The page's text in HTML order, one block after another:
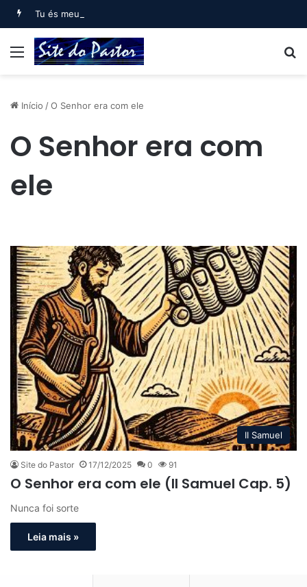
Tu és meu filho, Eu hoje te gerei (Salmo 2)
Menu
Início /O Senhor era com ele
O Senhor era com
ele
II Samuel
Site do Pastor 17/12/2025 0 91
O Senhor era com ele (II Samuel Cap. 5)
Nunca foi sorte
Leia mais »